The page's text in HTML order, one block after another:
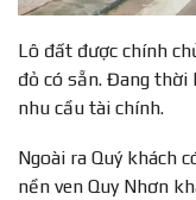
Lô đất được chính
đỏ có sẵn. Đang
nhu cầu tài chính.
Ngoài ra Quý khách
nền ven Quy Nhơn